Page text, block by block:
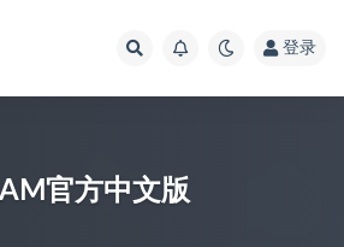
登录
官方中文版